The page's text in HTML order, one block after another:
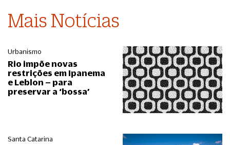
Mais Notícias
Urbanismo
Rio impõe novas
restrições em Ipanema
e Leblon – para
preservar a ‘bossa’
Santa Catarina